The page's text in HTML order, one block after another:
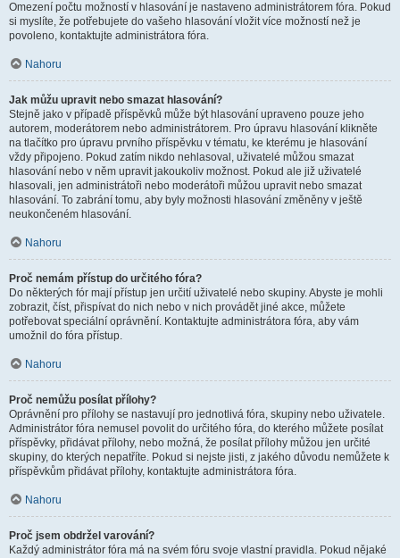
Omezení počtu možností v hlasování je nastaveno administrátorem fóra. Pokud
si myslíte, že potřebujete do vašeho hlasování vložit více možností než je
povoleno, kontaktujte administrátora fóra.
Nahoru
Jak můžu upravit nebo smazat hlasování?
Stejně jako v případě příspěvků může být hlasování upraveno pouze jeho
autorem, moderátorem nebo administrátorem. Pro úpravu hlasování klikněte
na tlačítko pro úpravu prvního příspěvku v tématu, ke kterému je hlasování
vždy připojeno. Pokud zatím nikdo nehlasoval, uživatelé můžou smazat
hlasování nebo v něm upravit jakoukoliv možnost. Pokud ale již uživatelé
hlasovali, jen administrátoři nebo moderátoři můžou upravit nebo smazat
hlasování. To zabrání tomu, aby byly možnosti hlasování změněny v ještě
neukončeném hlasování.
Nahoru
Proč nemám přístup do určitého fóra?
Do některých fór mají přístup jen určití uživatelé nebo skupiny. Abyste je mohli
zobrazit, číst, přispívat do nich nebo v nich provádět jiné akce, můžete
potřebovat speciální oprávnění. Kontaktujte administrátora fóra, aby vám
umožnil do fóra přístup.
Nahoru
Proč nemůžu posílat přílohy?
Oprávnění pro přílohy se nastavují pro jednotlivá fóra, skupiny nebo uživatele.
Administrátor fóra nemusel povolit do určitého fóra, do kterého můžete posílat
příspěvky, přidávat přílohy, nebo možná, že posílat přílohy můžou jen určité
skupiny, do kterých nepatříte. Pokud si nejste jisti, z jakého důvodu nemůžete k
příspěvkům přidávat přílohy, kontaktujte administrátora fóra.
Nahoru
Proč jsem obdržel varování?
Každý administrátor fóra má na svém fóru svoje vlastní pravidla. Pokud nějaké